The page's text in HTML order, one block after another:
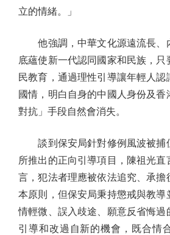
立的情緒。」
他強調，中華文化源遠流長、
底蘊使新一代認同國家和民族，只
民教育，通過理性引導讓年輕人認
國情，明白自身的中國人身份及香
對抗」手段自然會消失。
談到保安局針對修例風波被捕
所推出的正向引導項目，陳祖光
言，犯法者理應被依法追究、承擔
本原則，但保安局秉持懲戒與教導
情輕微、誤入歧途、願意反省悔過
引導和改過自新的機會，既合情